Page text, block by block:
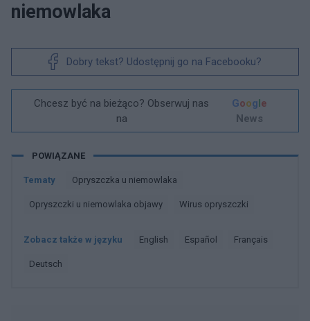
niemowlaka
Dobry tekst? Udostępnij go na Facebooku?
Chcesz być na bieżąco? Obserwuj nas
na
Google
News
POWIĄZANE
Tematy Opryszczka u niemowlaka
Opryszczki u niemowlaka objawy Wirus opryszczki
Zobacz także w języku english español français
deutsch